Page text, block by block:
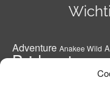
Adventure Anakee Wild
Bridgestone
Conti Road